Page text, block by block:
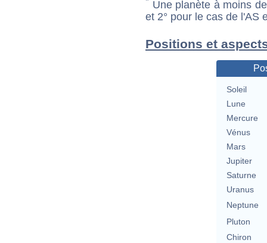
Une planète à moins
et 2° pour le cas de l'AS
Positions et
Soleil
Lune
Mercure
Vénus
Mars
Jupiter
Saturne
Uranus
Neptune
Pluton
Chiron